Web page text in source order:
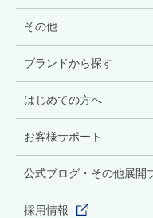
その他
ブランドから探す
はじめての方へ
お客様サポート
公式ブログ・その他展開
採用情報